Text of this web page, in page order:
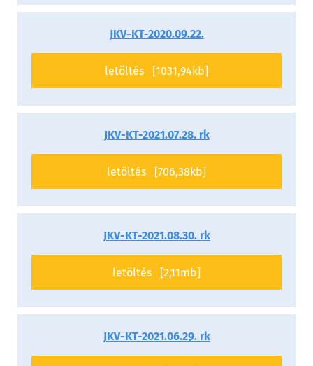
JKV-KT-2020.09.22.
letöltés [1031,94kb]
JKV-KT-2021.07.28. rk
letöltés [706,38kb]
JKV-KT-2021.08.30. rk
letöltés [2,11mb]
JKV-KT-2021.06.29. rk